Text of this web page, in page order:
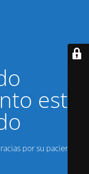
está
por su paciencia!